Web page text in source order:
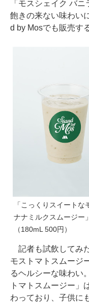
「モスシェイク バ
飽きの来ない味わい
d by Mosでも販売する
「こっくりスイートな
ナナミルクスムージー」
（180mL 500円）
記者も試飲してみ
モストマトスムージ
るヘルシーな味わい
トマトスムージー」
わっており、子供に